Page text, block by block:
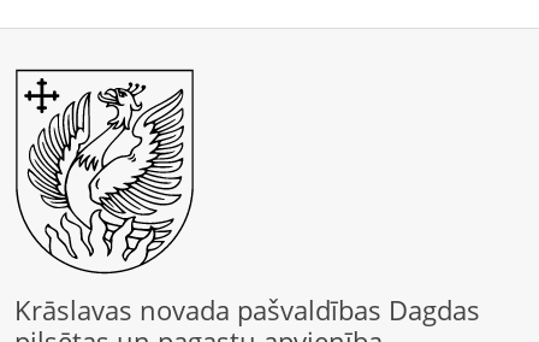
Krāslavas novada pašvaldības Dagdas